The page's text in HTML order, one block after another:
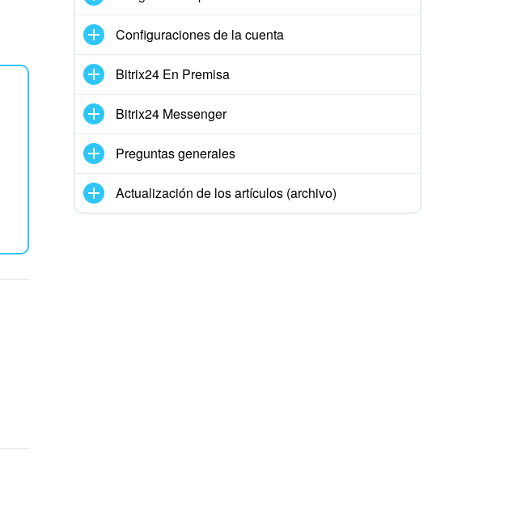
Configuraciones de la cuenta
Bitrix24 En Premisa
Bitrix24 Messenger
Preguntas generales
Actualización de los artículos (archivo)